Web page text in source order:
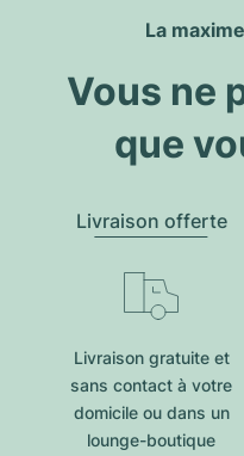
La
Vous ne
que
Livraison offerte
Livraison gratuite et
sans contact à votre
domicile ou dans un
lounge-boutique